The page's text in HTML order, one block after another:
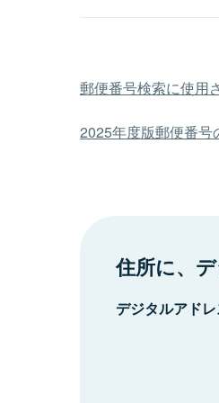
郵便番号検索に使用
2025年度版郵便番号
住所に、
デジタルアド